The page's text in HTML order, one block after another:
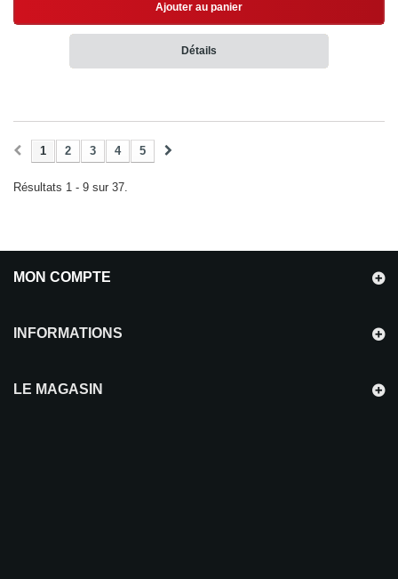
Ajouter au panier
Détails
1 2 3 4 5
Résultats 1 - 9 sur 37.
MON COMPTE
INFORMATIONS
LE MAGASIN